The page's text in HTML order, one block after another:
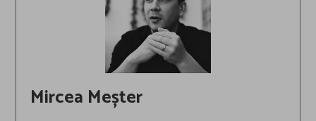
Mircea Meșter